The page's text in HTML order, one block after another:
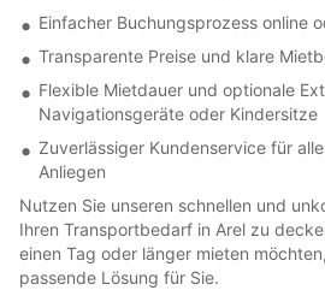
Einfacher Buchungsprozess online
Transparente Preise und klare
Flexible Mietdauer und optionale
Navigationsgeräte oder Kindersitze
Zuverlässiger Kundenservice für
Anliegen
Nutzen Sie unseren schnellen und
Ihren Transportbedarf in Arel zu
einen Tag oder länger mieten
passende Lösung für Sie.